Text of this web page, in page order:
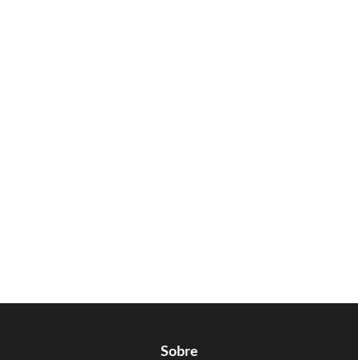
Sobre